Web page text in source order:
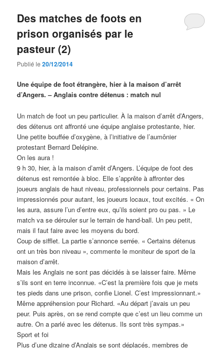
Des matches de foots en
prison organisés par le
pasteur (2)
Publié le20/12/2014
Une équipe de foot étrangère, hier à la maison d’arrêt
d’Angers. – Anglais contre détenus : match nul
Un match de foot un peu particulier. À la maison d’arrêt d’Angers,
des détenus ont affronté une équipe anglaise protestante, hier.
Une petite bouffée d’oxygène, à l’initiative de l’aumônier
protestant Bernard Delépine.
On les aura !
9 h 30, hier, à la maison d’arrêt d’Angers. L’équipe de foot des
détenus est remontée à bloc. Elle s’apprête à affronter des
joueurs anglais de haut niveau, professionnels pour certains. Pas
impressionnés pour autant, les joueurs locaux, tout excités. « On
les aura, assure l’un d’entre eux, qu’ils soient pro ou pas. » Le
match va se dérouler sur le terrain de hand-ball. Un peu petit,
mais il faut faire avec les moyens du bord.
Coup de sifflet. La partie s’annonce serrée. « Certains détenus
ont un très bon niveau », commente le moniteur de sport de la
maison d’arrêt.
Mais les Anglais ne sont pas décidés à se laisser faire. Même
s’ils sont en terre inconnue. «C’est la première fois que je mets
tes pieds dans une prison, confie Lionel. C’est impressionnant.»
Même appréhension pour Richard. «Au départ j’avais un peu
peur. Puis après, on se rend compte que c’est un lieu comme un
autre. On a parlé avec les détenus. Ils sont très sympas.»
Sport et foi
Plus d’une dizaine d’Anglais se sont déplacés, membres de